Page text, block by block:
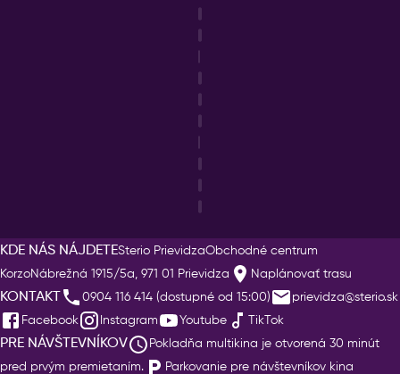
KDE NÁS NÁJDETESterio PrievidzaObchodné centrum
KorzoNábrežná 1915/5a, 971 01 Prievidza Naplánovať trasu
KONTAKT 0904 116 414 (dostupné od 15:00)
prievidza@sterio.sk
Facebook
Instagram Youtube TikTok
PRE NÁVŠTEVNÍKOV
Pokladňa multikina je otvorená 30 minút
pred prvým premietaním.
Parkovanie pre návštevníkov kina